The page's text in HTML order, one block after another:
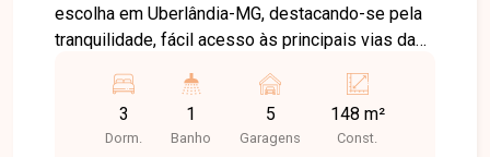
escolha em Uberlândia-MG, destacando-se pela
tranquilidade, fácil acesso às principais vias da
oferecendo qualidade de vida e contato com a
natureza. Chácara com 1.000 m² de área total,
sendo sala, 3 quartos, cozinha, banheiro social,
3
Dorm.
1
Banho
5
Garagens
148 m²
Const.